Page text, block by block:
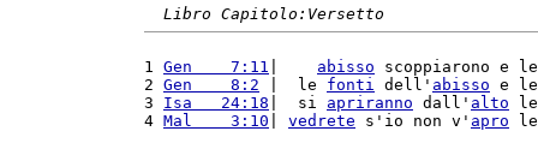
Libro Capitolo:Versetto
1 Gen    7:11 abisso scoppiarono e
2 Gen    8:2 |  le fonti dell' abisso e
3 Isa   24:18 |  si apriranno dall' alto
4 Mal    3:10 vedrete s'io non v' apro